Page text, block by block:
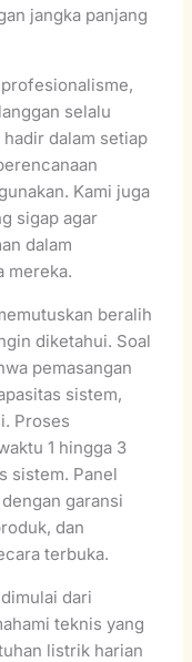
jangka panjang
selalu
dalam setiap
Kami juga
sigap agar
dalam
mereka.
beralih
diketahui. Soal
pemasangan
sistem,
Proses
1 hingga 3
sistem. Panel
garansi
dan
terbuka.
dari
teknis yang
listrik harian